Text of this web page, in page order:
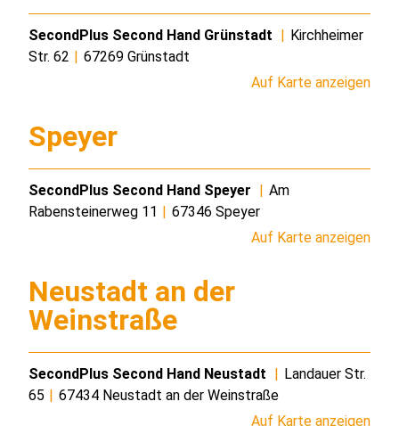
SecondPlus Second Hand Grünstadt
Kirchheimer
Str. 62
67269 Grünstadt
Auf Karte anzeigen
Speyer
SecondPlus Second Hand Speyer
Am
Rabensteinerweg 11
67346 Speyer
Auf Karte anzeigen
Neustadt an der
Weinstraße
SecondPlus Second Hand Neustadt
Landauer Str.
65
67434 Neustadt an der Weinstraße
Auf Karte anzeigen